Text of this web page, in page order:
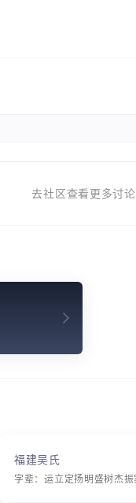
去社区查看更多讨论
福建吴氏